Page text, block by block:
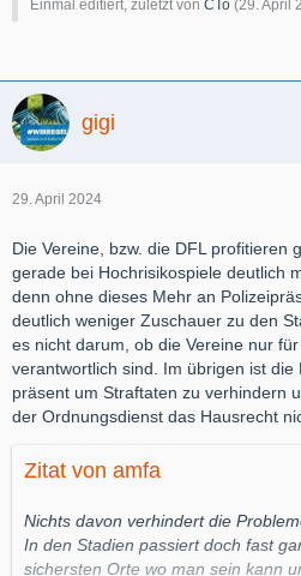
So was ist ein Problem, das war
Soll dafür jetzt auch die DFL zahlen?
https://www.spiegel.de/
Oder auch hier (auch 10 Jahre alt
im Stadion)
https://www.youtube.com/
Wie und was soll die DFL denn
so schlechte Arbeit will die Polizei
Einmal editiert, zuletzt von CTo (29. April
gigi
29. April 2024
Die Vereine, bzw. die DFL profitieren
gerade bei Hochrisikospiele deutlich
denn ohne dieses Mehr an
deutlich weniger Zuschauer zu den
es nicht darum, ob die Vereine nur
verantwortlich sind. Im übrigen ist die
präsent um Straftaten zu verhindern
der Ordnungsdienst das Hausrecht
Zitat von amfa
Nichts davon verhindert die
In den Stadien passiert doch fast
sichersten Orte wo man sein kann